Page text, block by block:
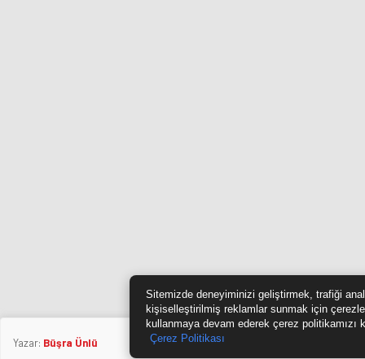
Yazar: Büşra Ünlü
Sitemizde deneyiminizi geliştirmek, trafiği
kişiselleştirilmiş reklamlar sunmak için
kullanmaya devam ederek çerez politikamızı
Çerez Politikası